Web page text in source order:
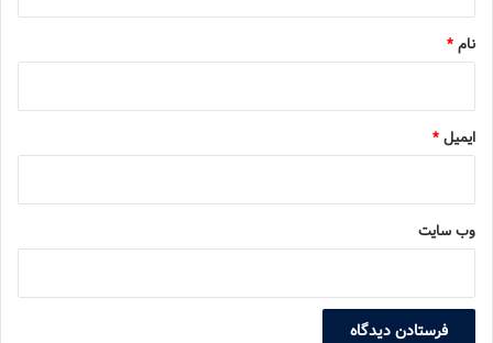
نام*
ایمیل*
وب‌ سایت